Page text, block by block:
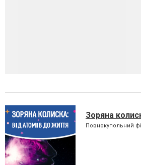
Зоряна
Повнокупольний